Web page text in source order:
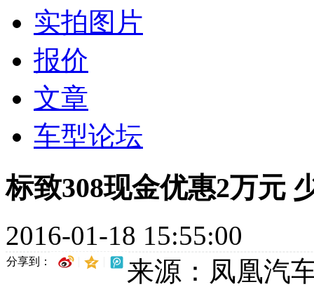
实拍图片
报价
文章
车型论坛
标致308现金优惠2万元
2016-01-18 15:55:00
分享到： 来源：凤凰汽